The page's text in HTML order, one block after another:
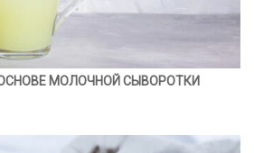
МОЛОЧНОЙ СЫВОРОТКИ